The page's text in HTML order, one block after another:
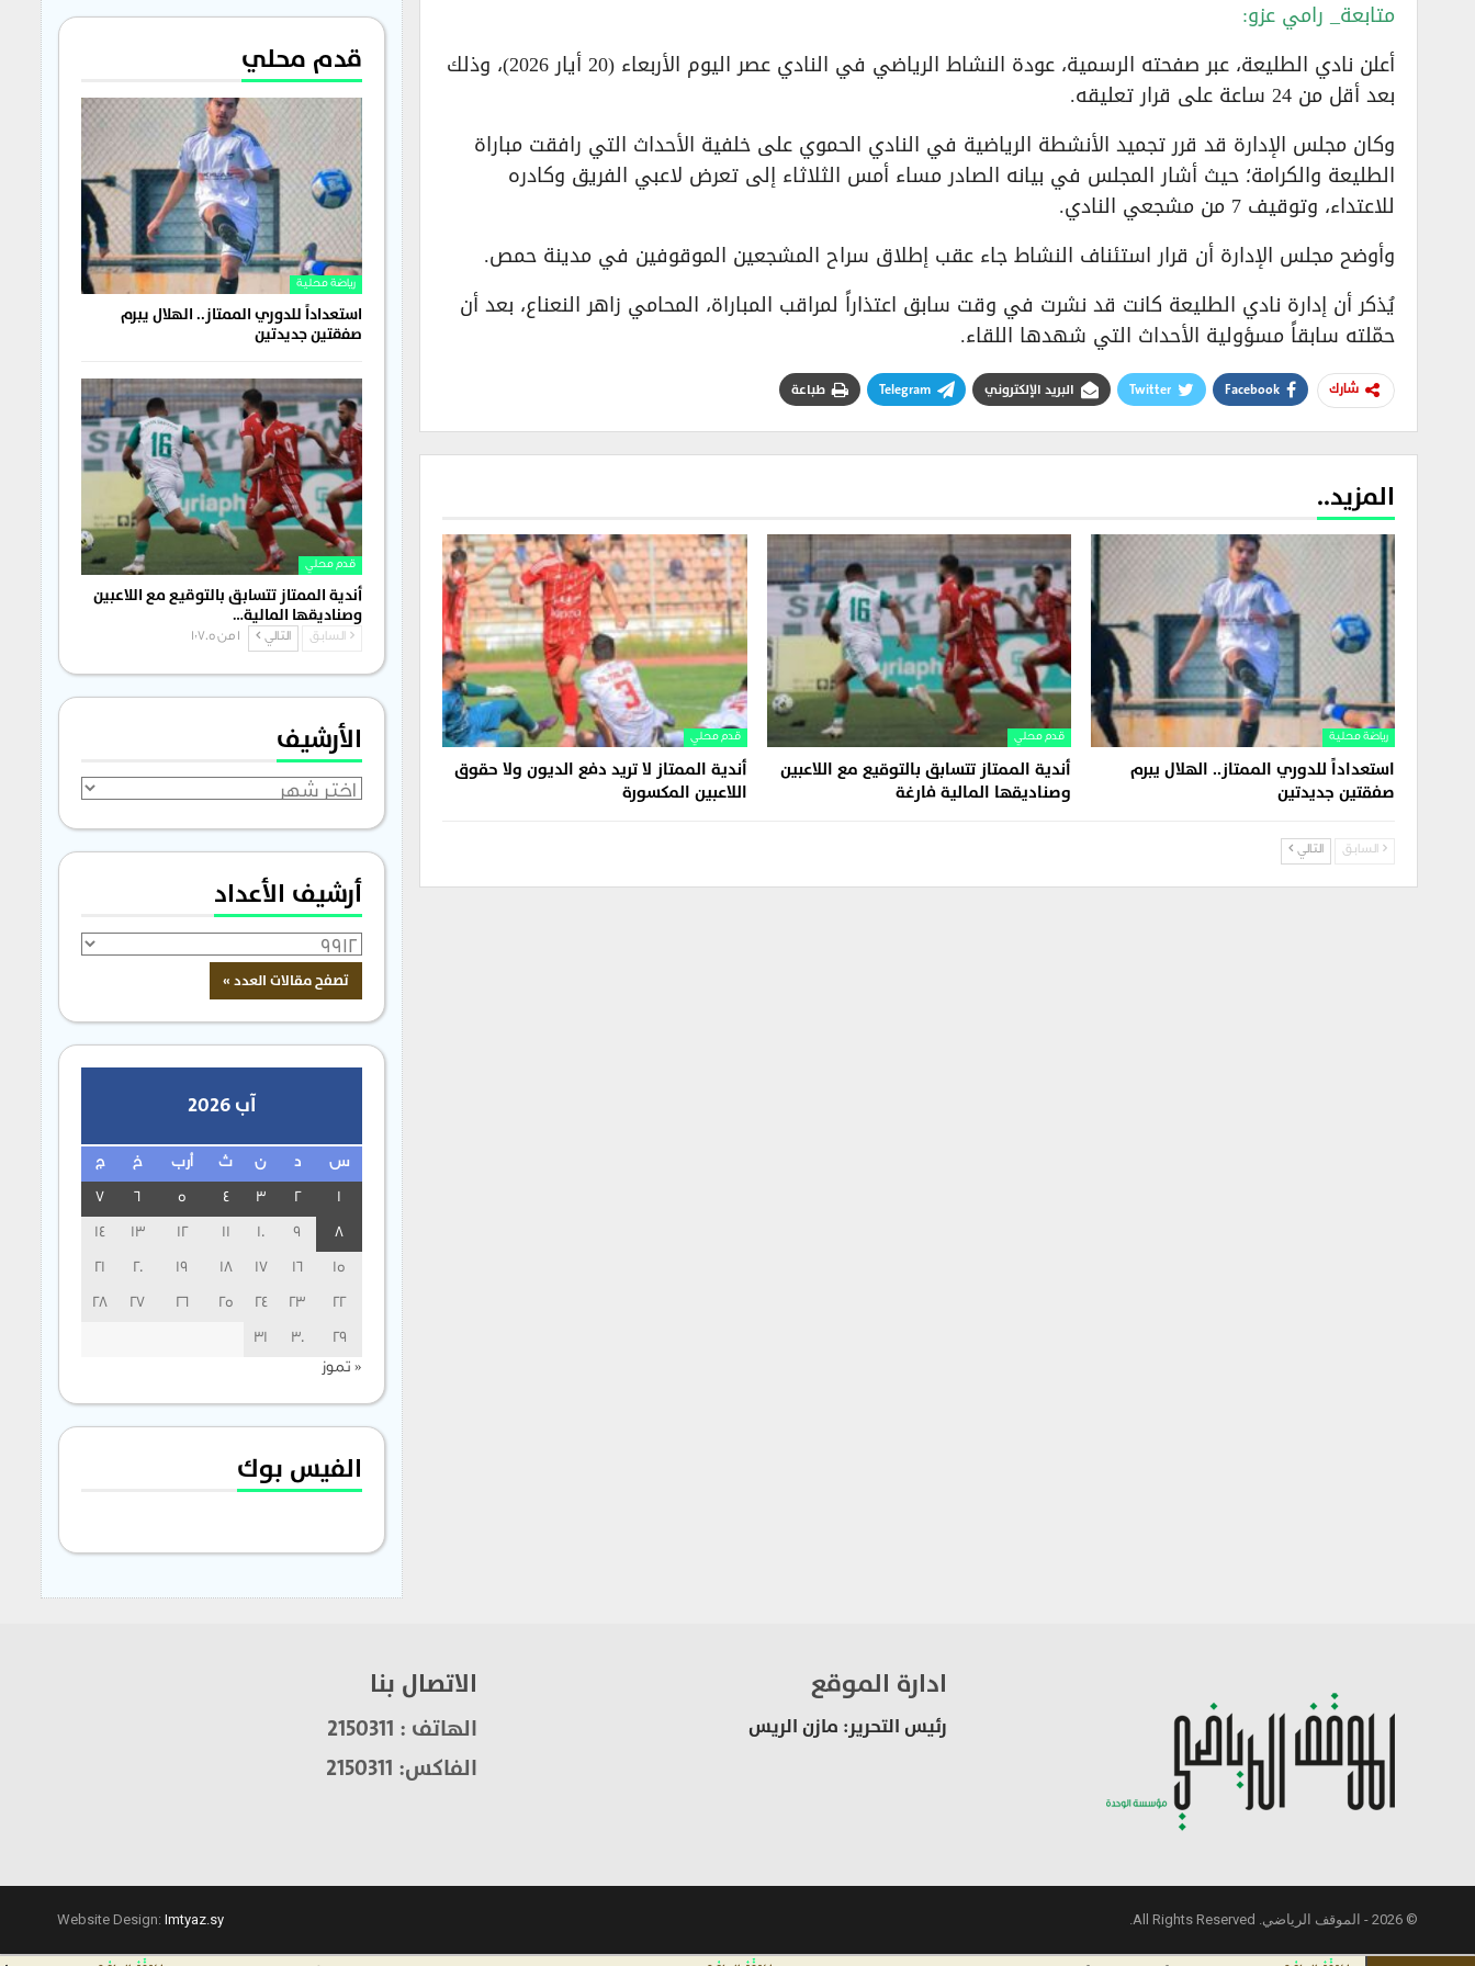
​متابعة_ رامي عزو:
​أعلن نادي الطليعة، عبر صفحته الرسمية، عودة النشاط الرياضي في النادي عصر اليوم الأربعاء (20 أيار 2026)، وذلك
بعد أقل من 24 ساعة على قرار تعليقه.
​وكان مجلس الإدارة قد قرر تجميد الأنشطة الرياضية في النادي الحموي على خلفية الأحداث التي رافقت مباراة
الطليعة والكرامة؛ حيث أشار المجلس في بيانه الصادر مساء أمس الثلاثاء إلى تعرض لاعبي الفريق وكادره
للاعتداء، وتوقيف 7 من مشجعي النادي.
​وأوضح مجلس الإدارة أن قرار استئناف النشاط جاء عقب إطلاق سراح المشجعين الموقوفين في مدينة حمص.
​يُذكر أن إدارة نادي الطليعة كانت قد نشرت في وقت سابق اعتذاراً لمراقب المباراة، المحامي زاهر النعناع، بعد أن
حمّلته سابقاً مسؤولية الأحداث التي شهدها اللقاء.
شارك Facebook
Twitter البريد الإلكتروني Telegram طباعة
المزيد..
رياضة محلية
استعداداً للدوري الممتاز.. الهلال يبرم
صفقتين جديدتين
قدم محلي
أندية الممتاز تتسابق بالتوقيع مع اللاعبين
وصناديقها المالية فارغة
قدم محلي
أندية الممتاز لا تريد دفع الديون ولا حقوق
اللاعبين المكسورة
السابق التالي
قدم محلي
رياضة محلية
استعداداً للدوري الممتاز.. الهلال يبرم
صفقتين جديدتين
قدم محلي
أندية الممتاز تتسابق بالتوقيع مع اللاعبين
وصناديقها المالية…
السابق التالي 1 من 1٬705
الأرشيف
الأرشيف
أرشيف الأعداد
آب 2026
س د ن ث أرب خ ج
1
2
3
4
5
6
7
8
9
10
11
12
13
14
15
16
17
18
19
20
21
22
23
24
25
26
27
28
29
30
31
« تموز
الفيس بوك
ادارة الموقع
رئيس التحرير: مازن الريس
الاتصال بنا
الهاتف : 2150311
الفاكس: 2150311
© 2026 - الموقف الرياضي. All Rights Reserved. Website Design: Imtyaz.sy